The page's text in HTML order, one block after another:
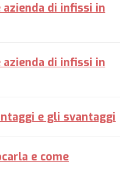
di infissi in
di infissi in
e gli svantaggi
e come